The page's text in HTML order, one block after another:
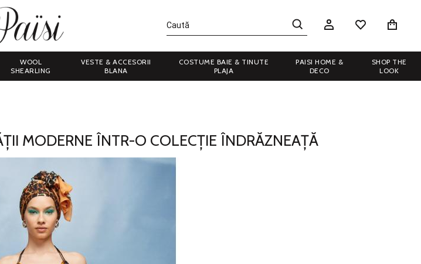
WOOL
SHEARLING
VESTE & ACCESORII
BLANA
COSTUME BAIE & TINUTE
PLAJA
PAISI HOME &
DECO
SHOP THE
LOOK
MODERNE ÎNTR-O COLECȚIE ÎNDRĂZNEAȚĂ